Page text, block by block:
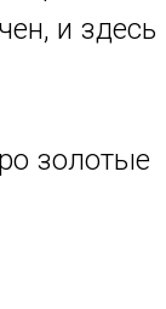
и здесь
золотые